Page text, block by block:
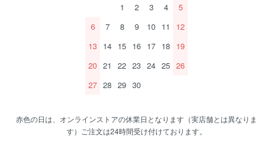
1
2 3 4
5
6
7 8 9 10 11
12
13 14 15 16 17 18 19
20 21 22 23 24 25 26
27 28 29 30
赤色の日は、オンラインストアの休業日となります（実店舗とは異なりま
す）ご注文は24時間受け付けております。